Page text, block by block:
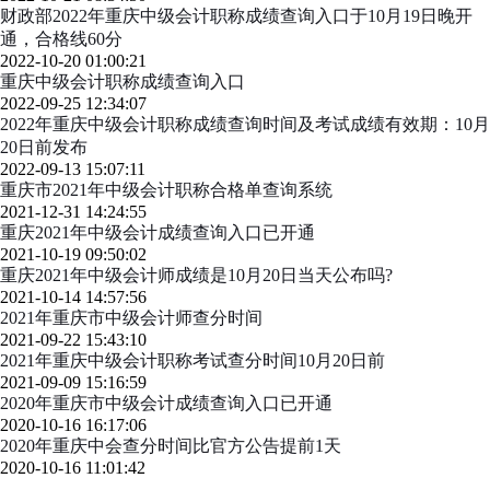
财政部2022年重庆中级会计职称成绩查询入口于10月19日晚开
通，合格线60分
2022-10-20 01:00:21
重庆中级会计职称成绩查询入口
2022-09-25 12:34:07
2022年重庆中级会计职称成绩查询时间及考试成绩有效期：10月
20日前发布
2022-09-13 15:07:11
重庆市2021年中级会计职称合格单查询系统
2021-12-31 14:24:55
重庆2021年中级会计成绩查询入口已开通
2021-10-19 09:50:02
重庆2021年中级会计师成绩是10月20日当天公布吗?
2021-10-14 14:57:56
2021年重庆市中级会计师查分时间
2021-09-22 15:43:10
2021年重庆中级会计职称考试查分时间10月20日前
2021-09-09 15:16:59
2020年重庆市中级会计成绩查询入口已开通
2020-10-16 16:17:06
2020年重庆中会查分时间比官方公告提前1天
2020-10-16 11:01:42